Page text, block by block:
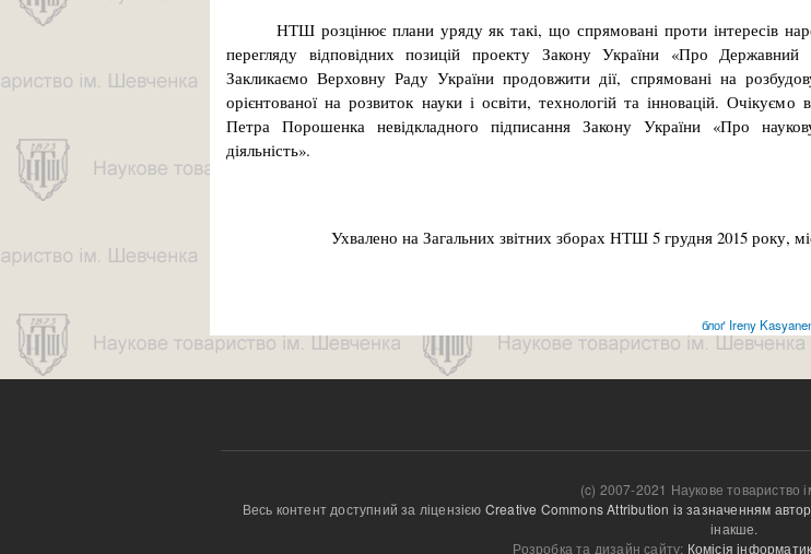
НТШ розцінює плани уряду як такі, що спрямовані проти інтересів
перегляду відповідних позицій проекту Закону України «Про
Закликаємо Верховну Раду України продовжити дії, спрямовані на
орієнтованої на розвиток науки і освіти, технологій та інновацій. Очікуємо
Петра Порошенка невідкладного підписання Закону України «Про
діяльність».
Ухвалено на Загальних звітних зборах НТШ 5 грудня 2015 року,
блоґ Ireny
(c) 2007-2021 Наукове товариство
Весь контент доступний за ліцензією Creative Commons Attribution із зазначенням
інакше.
Розробка та дизайн сайту: Комісія